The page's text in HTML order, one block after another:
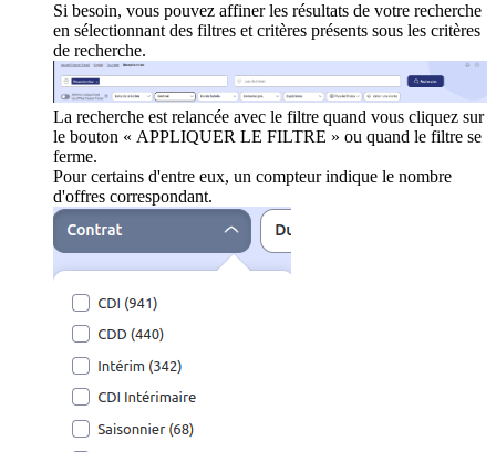
Si besoin, vous pouvez affiner les résultats de votre recherche
en sélectionnant des filtres et critères présents sous les critères
de recherche.
La recherche est relancée avec le filtre quand vous cliquez sur
le bouton « APPLIQUER LE FILTRE » ou quand le filtre se
ferme.
Pour certains d'entre eux, un compteur indique le nombre
d'offres correspondant.